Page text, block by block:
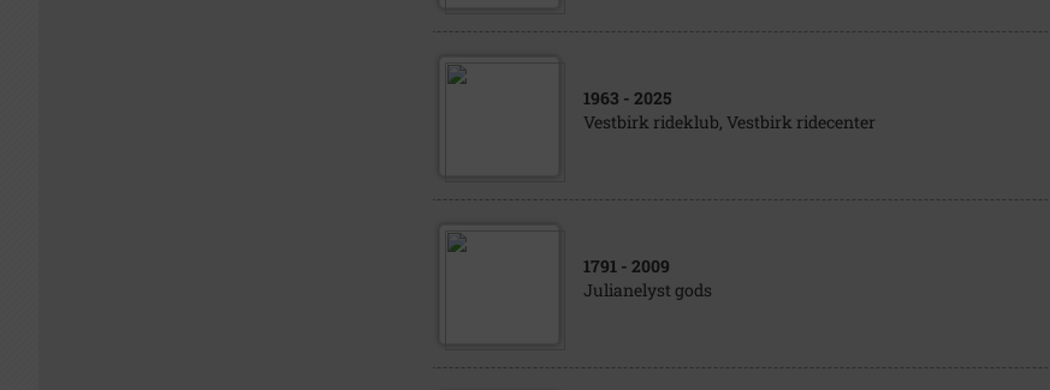
1963 - 2025
Vestbirk rideklub, Vestbirk ridecenter
1791 - 2009
Julianelyst gods